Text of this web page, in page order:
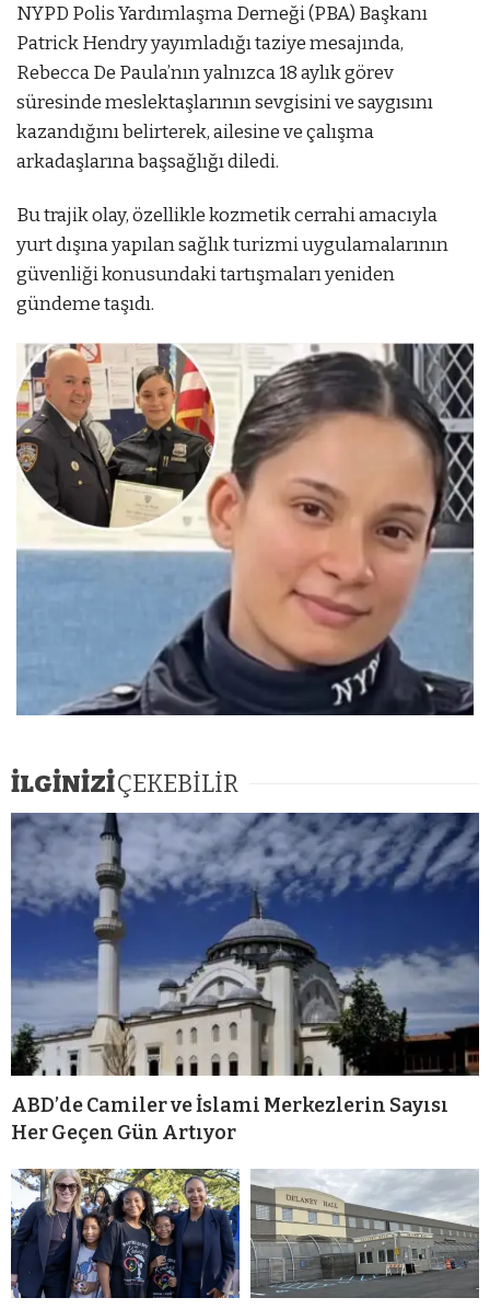
NYPD Polis Yardımlaşma Derneği (PBA) Başkanı
Patrick Hendry yayımladığı taziye mesajında,
Rebecca De Paula’nın yalnızca 18 aylık görev
süresinde meslektaşlarının sevgisini ve saygısını
kazandığını belirterek, ailesine ve çalışma
arkadaşlarına başsağlığı diledi.
Bu trajik olay, özellikle kozmetik cerrahi amacıyla
yurt dışına yapılan sağlık turizmi uygulamalarının
güvenliği konusundaki tartışmaları yeniden
gündeme taşıdı.
İLGİNİZİÇEKEBİLİR
ABD’de Camiler ve İslami Merkezlerin Sayısı
Her Geçen Gün Artıyor